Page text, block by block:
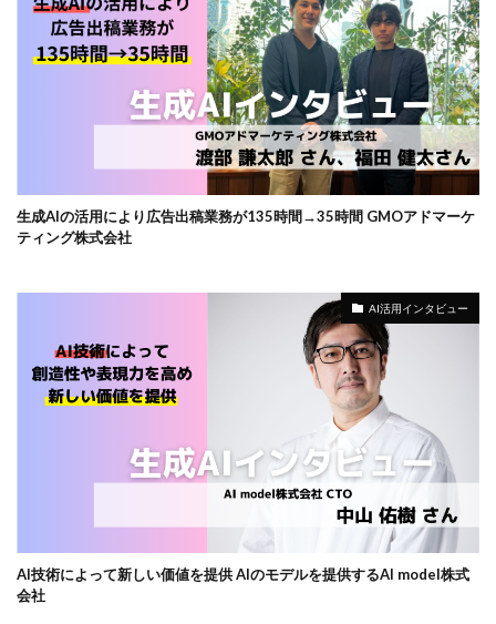
生成AIの活用により広告出稿業務が135時間→35時間 GMOアドマーケ
ティング株式会社
AI活用インタビュー
AI技術によって新しい価値を提供 AIのモデルを提供するAI model株式
会社